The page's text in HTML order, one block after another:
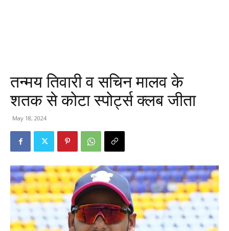
तन्मय तिवारी व सचिन मालव के
शतक से कोटा स्पोर्ट्स क्लब जीता
May 18, 2024